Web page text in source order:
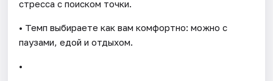
стресса с поиском точки.
• Темп выбираете как вам комфортно: можно с
паузами, едой и отдыхом.
•